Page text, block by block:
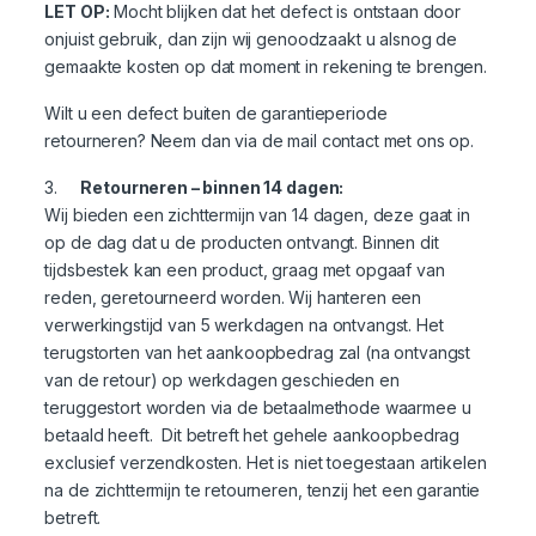
LET OP: Mocht blijken dat het defect is ontstaan door
onjuist gebruik, dan zijn wij genoodzaakt u alsnog de
gemaakte kosten op dat moment in rekening te brengen.
Wilt u een defect buiten de garantieperiode
retourneren? Neem dan via de mail contact met ons op.
3. Retourneren – binnen 14 dagen:
Wij bieden een zichttermijn van 14 dagen, deze gaat in
op de dag dat u de producten ontvangt. Binnen dit
tijdsbestek kan een product, graag met opgaaf van
reden, geretourneerd worden. Wij hanteren een
verwerkingstijd van 5 werkdagen na ontvangst. Het
terugstorten van het aankoopbedrag zal (na ontvangst
van de retour) op werkdagen geschieden en
teruggestort worden via de betaalmethode waarmee u
betaald heeft. Dit betreft het gehele aankoopbedrag
exclusief verzendkosten. Het is niet toegestaan artikelen
na de zichttermijn te retourneren, tenzij het een garantie
betreft.